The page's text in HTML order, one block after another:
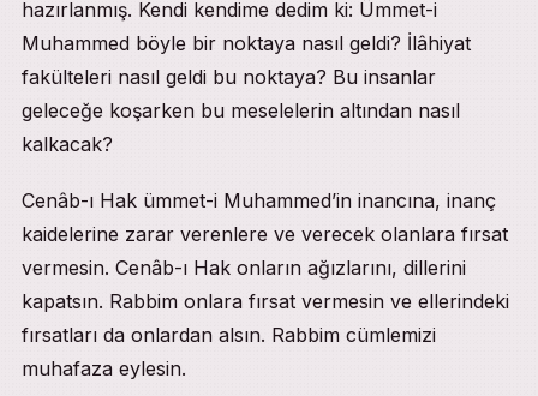
hazırlanmış. Kendi kendime dedim ki: Ümmet-i
Muhammed böyle bir noktaya nasıl geldi? İlâhiyat
fakülteleri nasıl geldi bu noktaya? Bu insanlar
geleceğe koşarken bu meselelerin altından nasıl
kalkacak?
Cenâb-ı Hak ümmet-i Muhammed’in inancına, inanç
kaidelerine zarar verenlere ve verecek olanlara fırsat
vermesin. Cenâb-ı Hak onların ağızlarını, dillerini
kapatsın. Rabbim onlara fırsat vermesin ve ellerindeki
fırsatları da onlardan alsın. Rabbim cümlemizi
muhafaza eylesin.